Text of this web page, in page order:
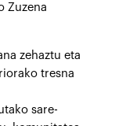
Zuzena
zehaztu eta
tresna
sare-